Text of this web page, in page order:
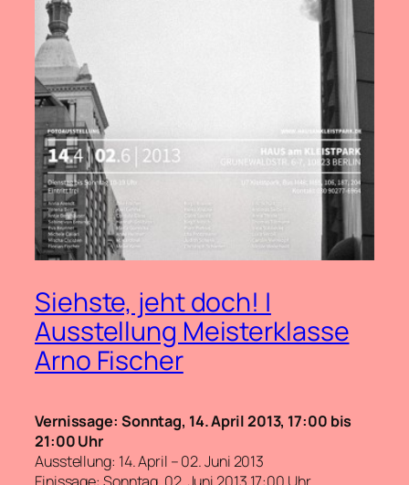
Siehste, jeht doch! |
Ausstellung Meisterklasse
Arno Fischer
Vernissage: Sonntag, 14. April 2013, 17:00 bis
21:00 Uhr
Ausstellung: 14. April – 02. Juni 2013